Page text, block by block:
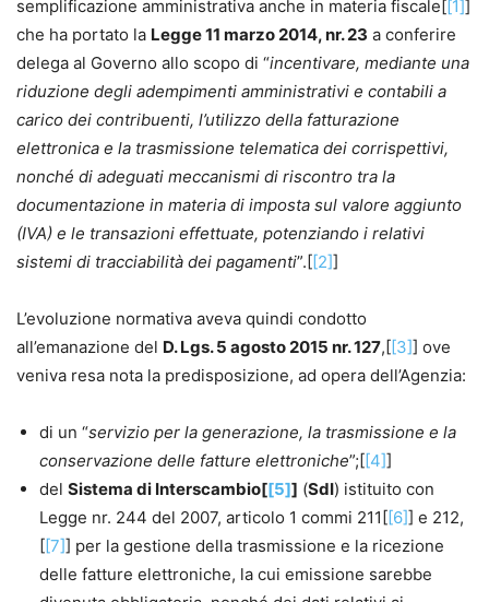
Il lavoro, aggiornato alle ultime novità legislative e
giurisprudenziali nazionali ed europee, analizza le
contestazioni più frequenti, i vizi degli atti impositivi, del
fermo amministrativo, dell’ipoteca e dei pignoramenti
esattoriali e le relative soluzioni, attraverso il
coordinamento della normativa speciale esattoriale alle
previsioni amministrative, agli istituti civilistici, nonché
alle norme penali (ad es. la sospensione disposta dal PM a
seguito di denuncia per usura).
perimetro d’azione, con l’indicazione puntuale delle
circolari, dei provvedimenti e risposte della P.A., e dei
vademecum e linee guida dei tribunali.
Leonarda D’Alonzo
Avvocato, già Giudice Onorario presso il tribunale di
Ferrara e Giudice dell’Esecuzione in esecuzioni mobiliari,
esecuzioni esattoriali mobiliari e immobiliari e
opposizione all’esecuzione nella fase cautelare.
semplificazione amministrativa anche in materia fiscale[[1]]
che ha portato la Legge 11 marzo 2014, nr. 23 a conferire
delega al Governo allo scopo di “incentivare, mediante una
riduzione degli adempimenti amministrativi e contabili a
carico dei contribuenti, l’utilizzo della fatturazione
elettronica e la trasmissione telematica dei corrispettivi,
nonché di adeguati meccanismi di riscontro tra la
documentazione in materia di imposta sul valore aggiunto
(IVA) e le transazioni effettuate, potenziando i relativi
sistemi di tracciabilità dei pagamenti”.[[2]]
L’evoluzione normativa aveva quindi condotto
all’emanazione del D. Lgs. 5 agosto 2015 nr. 127,[[3]] ove
veniva resa nota la predisposizione, ad opera dell’Agenzia:
di un “servizio per la generazione, la trasmissione e la
conservazione delle fatture elettroniche”;[[4]]
del Sistema di Interscambio[[5]] (SdI) istituito con
Legge nr. 244 del 2007, articolo 1 commi 211[[6]] e 212,
[[7]] per la gestione della trasmissione e la ricezione
delle fatture elettroniche, la cui emissione sarebbe